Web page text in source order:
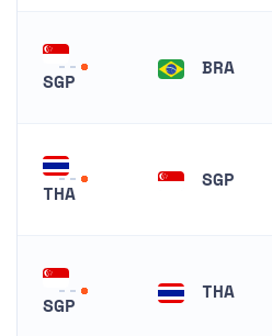
SGP
BRA
THA
SGP
SGP
THA